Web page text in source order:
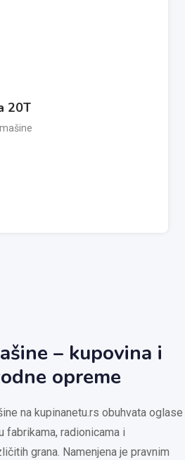
20T
– kupovina i
opreme
na kupinanetu.rs obuhvata oglase
fabrikama, radionicama i
grana. Namenjena je pravnim